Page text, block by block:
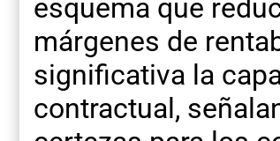
esquema que
márgenes de
significativa la
contractual,